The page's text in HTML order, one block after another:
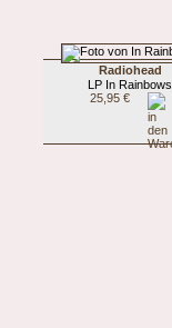
Radiohead
LP In Rainbows
25,95 €